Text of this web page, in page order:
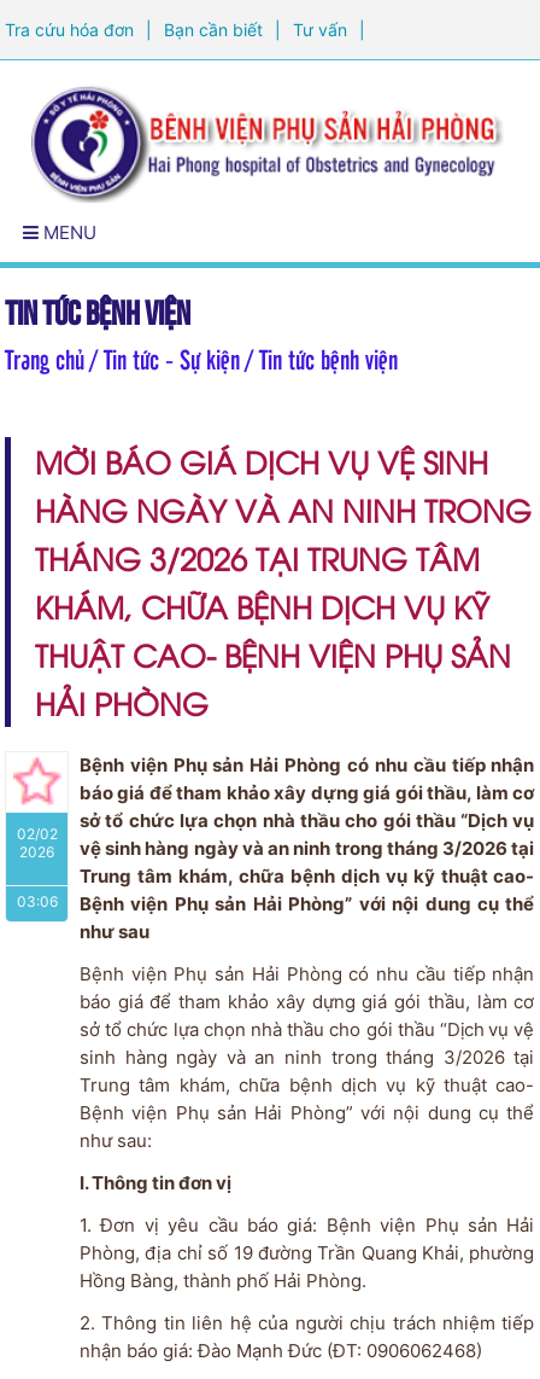
Tra cứu hóa đơn Bạn cần biết Tư vấn
Đăng ký khám sức khỏe
MENU
Tin tức bệnh viện
Trang chủ/ Tin tức - Sự kiện / Tin tức bệnh viện
MỜI BÁO GIÁ DỊCH VỤ VỆ SINH
HÀNG NGÀY VÀ AN NINH TRONG
THÁNG 3/2026 TẠI TRUNG TÂM
KHÁM, CHỮA BỆNH DỊCH VỤ KỸ
THUẬT CAO- BỆNH VIỆN PHỤ SẢN
HẢI PHÒNG
02/02
2026
03:06
Bệnh viện Phụ sản Hải Phòng có nhu cầu tiếp nhận
báo giá để tham khảo xây dựng giá gói thầu, làm cơ
sở tổ chức lựa chọn nhà thầu cho gói thầu “Dịch vụ
vệ sinh hàng ngày và an ninh trong tháng 3/2026 tại
Trung tâm khám, chữa bệnh dịch vụ kỹ thuật cao-
Bệnh viện Phụ sản Hải Phòng” với nội dung cụ thể
như sau
Bệnh viện Phụ sản Hải Phòng có nhu cầu tiếp nhận
báo giá để tham khảo xây dựng giá gói thầu, làm cơ
sở tổ chức lựa chọn nhà thầu cho gói thầu “Dịchvụ vệ
sinh hàng ngày và an ninh trong tháng 3/2026 tại
Trung tâm khám, chữa bệnh dịch vụ kỹ thuật cao-
Bệnh viện Phụ sản Hải Phòng” với nội dung cụ thể
như sau:
I. Thông tin đơn vị
1. Đơn vị yêu cầu báo giá: Bệnh viện Phụ sản Hải
Phòng, địa chỉ số 19 đường Trần Quang Khải, phường
Hồng Bàng, thành phố Hải Phòng.
2. Thông tin liên hệ của người chịu trách nhiệm tiếp
nhận báo giá: Đào Mạnh Đức (ĐT: 0906062468)